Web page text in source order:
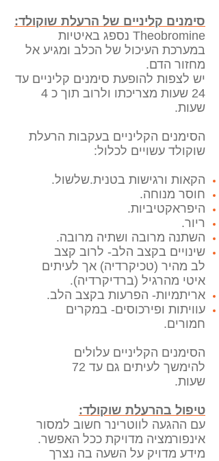
סימנים קליניים של הרעלת שוקולד:
Theobromine נספג באיטיות
במערכת העיכול של הכלב ומגיע אל
מחזור הדם.
יש לצפות להופעת סימנים קליניים עד
24 שעות מצריכתו ולרוב תוך כ 4
שעות.
הסימנים הקליניים בעקבות הרעלת
שוקולד עשויים לכלול:
הקאות ורגישות בטנית.שלשול.
חוסר מנוחה.
היפראקטיביות.
ריור.
השתנה מרובה ושתיה מרובה.
שינויים בקצב הלב- לרוב קצב
לב מהיר (טכיקרדיה) אך לעיתים
איטי מהרגיל (ברדיקרדיה).
אריתמיות- הפרעות בקצב הלב.
עוויתות ופירכוסים- במקרים
חמורים.
הסימנים הקליניים עלולים
להימשך לעיתים גם עד 72
שעות.
טיפול בהרעלת שוקולד:
עם ההגעה לווטרינר חשוב למסור
אינפורמציה מדויקת ככל האפשר.
מידע מדויק על השעה בה נצרך